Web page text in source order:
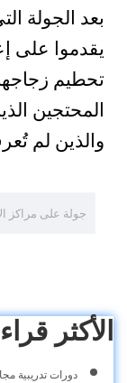
بعد الجولة
يقدموا على
تحطيم
المحتجين
والذين لم
جولة على مراكز
الأكثر
دورات تدريبية